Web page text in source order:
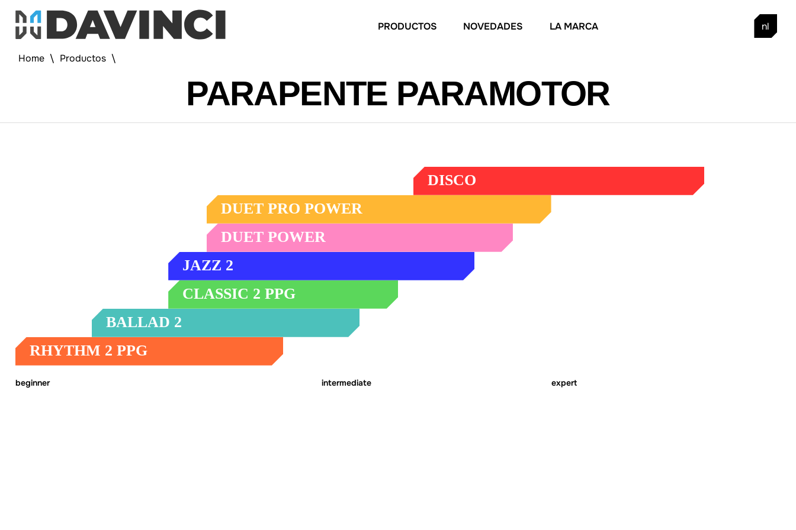
PRODUCTOS NOVEDADES LA MARCA nl
Home \ Productos \
PARAPENTE PARAMOTOR
DISCO
DUET PRO POWER
For truly enjoyable XC and Tandem trike flying
DUET POWER
Solo foot launch - Solo trike - tandem trike Multipurpose PPG
JAZZ 2
Freedom for High-Performance reflex PPG wing
CLASSIC 2 PPG
BALLAD 2
Todoterreno PPG semirreflectante
RHYTHM 2 PPG
beginner intermediate expert